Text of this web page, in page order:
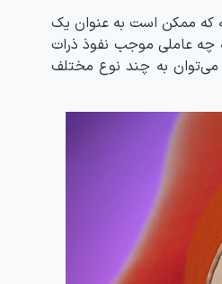
که ممکن است به عنوان یک
چه عاملی موجب نفوذ ذرات
می‌توان به چند نوع مختلف